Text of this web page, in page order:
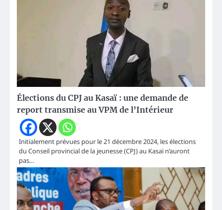
Élections du CPJ au Kasaï : une demande de
report transmise au VPM de l’Intérieur
Initialement prévues pour le 21 décembre 2024, les élections
du Conseil provincial de la jeunesse (CPJ) au Kasaï n’auront
pas…